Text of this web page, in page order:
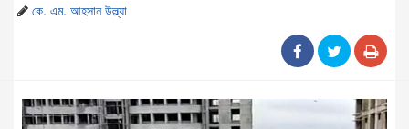
কে. এম. আহসান উল্ল্যা